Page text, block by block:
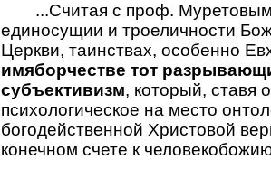
...Считая с проф.
единосущии и троеличности
Церкви, таинствах, особенно
имяборчестве тот
субъективизм, который, ставя
психологическое на место
богодейственной Христовой
конечном счете к